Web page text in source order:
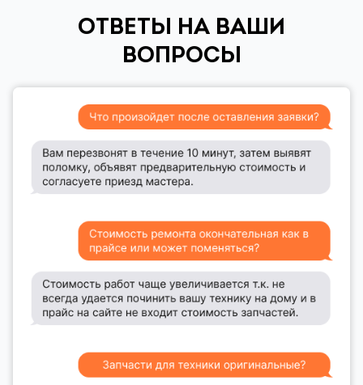
ОТВЕТЫ НА ВАШИ
ВОПРОСЫ